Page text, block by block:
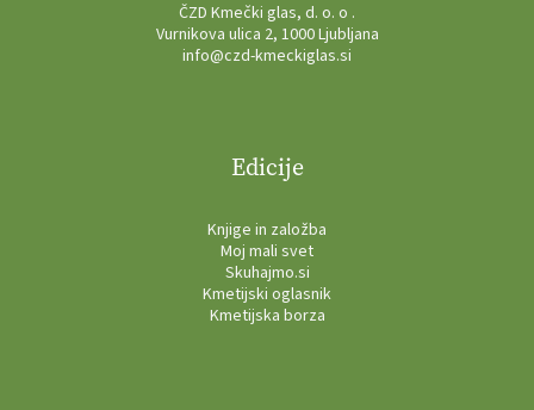
ČZD Kmečki glas, d. o. o .
Vurnikova ulica 2, 1000 Ljubljana
info@czd-kmeckiglas.si
Edicije
Knjige in založba
Moj mali svet
Skuhajmo.si
Kmetijski oglasnik
Kmetijska borza